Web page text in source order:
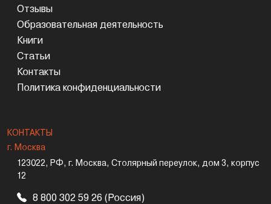
Отзывы
Образовательная деятельность
Книги
Статьи
Контакты
Политика конфиденциальности
КОНТАКТЫ
г. Москва
123022, РФ, г. Москва, Столярный переулок, дом 3, корпус
12
8 800 302 59 26 (Россия)